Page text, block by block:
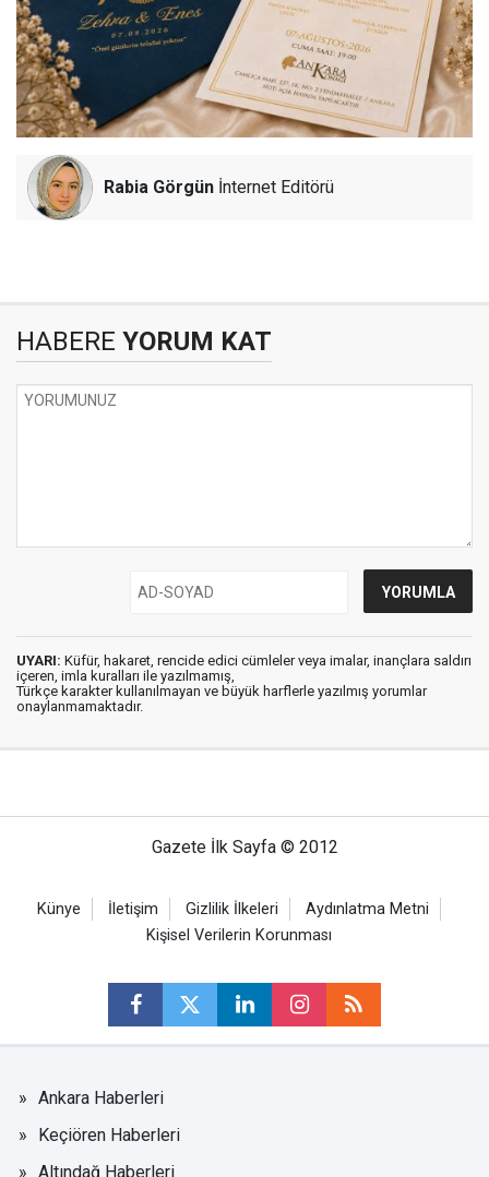
Rabia Görgün İnternet Editörü
HABERE YORUM KAT
UYARI: Küfür, hakaret, rencide edici cümleler veya imalar, inançlara saldırı
içeren, imla kuralları ile yazılmamış,
Türkçe karakter kullanılmayan ve büyük harflerle yazılmış yorumlar
onaylanmamaktadır.
Gazete İlk Sayfa © 2012
Künye İletişim Gizlilik İlkeleri
Aydınlatma Metni
Kişisel Verilerin Korunması
Ankara Haberleri
Keçiören Haberleri
Altındağ Haberleri